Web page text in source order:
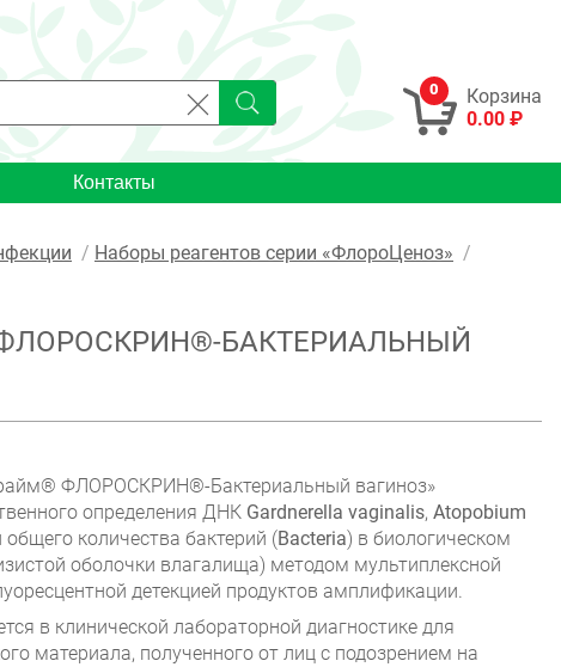
0
Корзина
0.00 ₽
Контакты
Наборы реагентов серии «ФлороЦеноз»
БАКТЕРИАЛЬНЫЙ
ФЛОРОСКРИН®-Бактериальный вагиноз»
определения ДНК Gardnerella vaginalis, Atopobium
общего количества бактерий (Bacteria) в биологическом
оболочки влагалища) методом мультиплексной
детекцией продуктов амплификации.
в клинической лабораторной диагностике для
материала, полученного от лиц с подозрением на